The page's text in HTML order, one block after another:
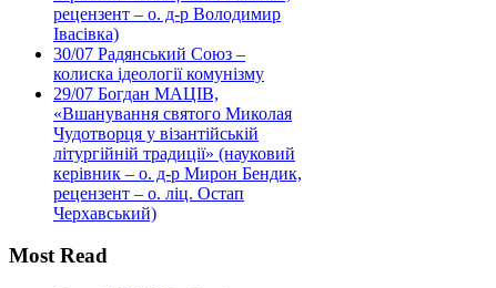
рецензент – о. д-р Володимир
Івасівка)
30/07 Радянський Союз –
колиска ідеології комунізму
29/07 Богдан МАЦІВ,
«Вшанування святого Миколая
Чудотворця у візантійській
літургійній традиції» (науковий
керівник – о. д-р Мирон Бендик,
рецензент – о. ліц. Остап
Черхавський)
Most Read